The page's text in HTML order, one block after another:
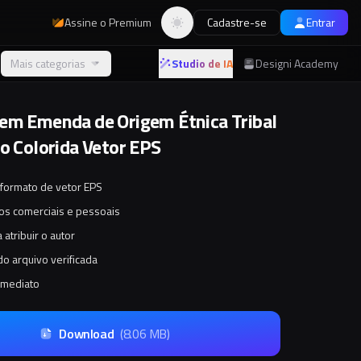
Assine o Premium Alternar tema
Cadastre-se Entrar
Mais categorias Studio de IA Designi Academy
Emenda de Origem Étnica Tribal
Colorida Vetor EPS
de vetor EPS
comerciais e pessoais
atribuir o autor
arquivo verificada
Download (8.06 MB)